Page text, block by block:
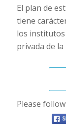
El plan de
tiene
los institutos
privada de
Please